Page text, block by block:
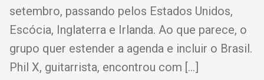
setembro, passando pelos Estados Unidos,
Escócia, Inglaterra e Irlanda. Ao que parece, o
grupo quer estender a agenda e incluir o Brasil.
Phil X, guitarrista, encontrou com […]